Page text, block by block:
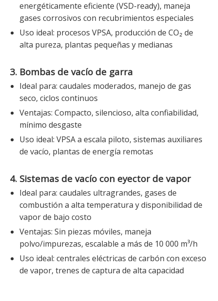
energéticamente eficiente (VSD-ready), maneja
gases corrosivos con recubrimientos especiales
Uso ideal: procesos VPSA, producción de CO₂ de
alta pureza, plantas pequeñas y medianas
3. Bombas de vacío de garra
Ideal para: caudales moderados, manejo de gas
seco, ciclos continuos
Ventajas: Compacto, silencioso, alta confiabilidad,
mínimo desgaste
Uso ideal: VPSA a escala piloto, sistemas auxiliares
de vacío, plantas de energía remotas
4. Sistemas de vacío con eyector de vapor
Ideal para: caudales ultragrandes, gases de
combustión a alta temperatura y disponibilidad de
vapor de bajo costo
Ventajas: Sin piezas móviles, maneja
polvo/impurezas, escalable a más de 10 000 m³/h
Uso ideal: centrales eléctricas de carbón con exceso
de vapor, trenes de captura de alta capacidad